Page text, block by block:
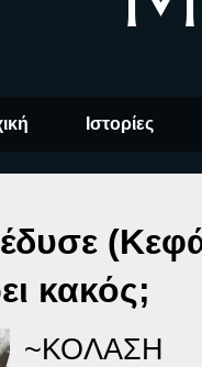
Ιστορίες
κακός;
~ΚΟΛΑΣΗ